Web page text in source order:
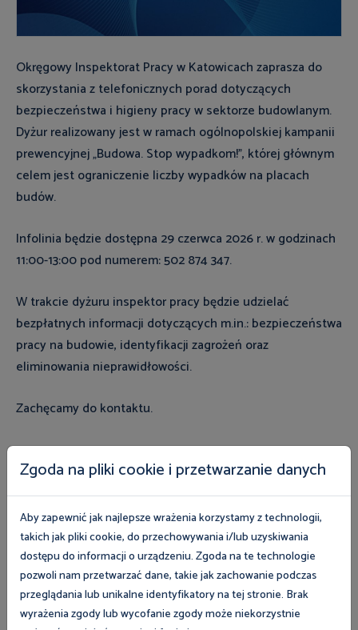
Okręgowy Inspektorat Pracy w Katowicach zaprasza do
skorzystania z telefonicznych porad dotyczących
bezpieczeństwa i higieny pracy w sektorze budowlanym.
Dyżur realizowany jest w ramach ogólnopolskiej kampanii
prewencyjnej „Budowa. Stop wypadkom!”, której głównym
celem jest ograniczenie liczby wypadków na placach
budów.
Infolinia będzie dostępna 29 czerwca 2026 r. w godzinach
11:00-13:00 pod numerem: 502 874 347.
W trakcie dyżuru inspektor pracy będzie udzielać
bezpłatnych informacji dotyczących m.in.: bezpieczeństwa
pracy na budowie, identyfikacji zagrożeń oraz
eliminowania nieprawidłowości.
Zachęcamy do kontaktu.
Zobacz magazyn Inspektor Pracy
Zobacz
Zgoda na pliki cookie i przetwarzanie danych
Aby zapewnić jak najlepsze wrażenia korzystamy z technologii,
takich jak pliki cookie, do przechowywania i/lub uzyskiwania
dostępu do informacji o urządzeniu. Zgoda na te technologie
pozwoli nam przetwarzać dane, takie jak zachowanie podczas
przeglądania lub unikalne identyfikatory na tej stronie. Brak
wyrażenia zgody lub wycofanie zgody może niekorzystnie